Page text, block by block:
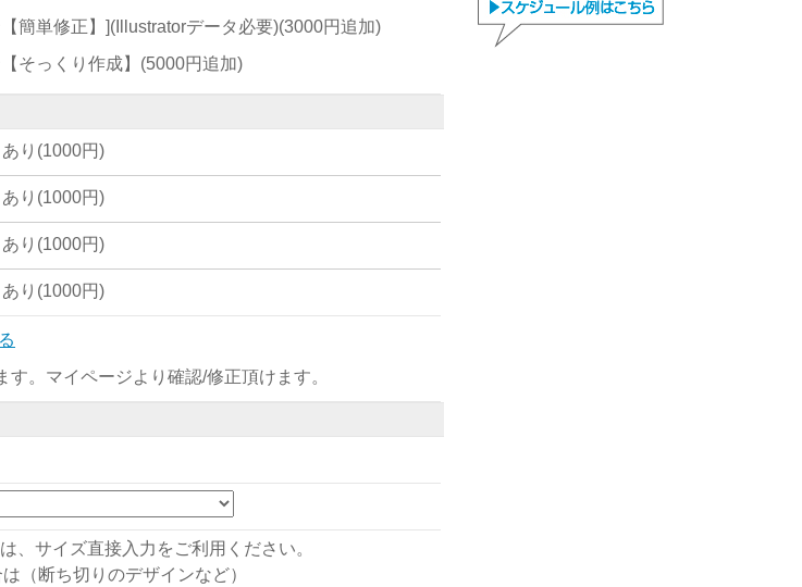
簡単修正】](Illustratorデータ必要)(3000円追加)
そっくり作成】 (5000円追加)
あり(1000円)
あり(1000円)
あり(1000円)
あり(1000円)
。マイページより確認/修正頂けます。
、サイズ直接入力をご利用ください。
（断ち切りのデザインなど）